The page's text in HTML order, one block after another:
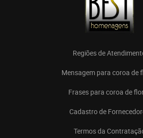
Regiões de
Mensagem para coroa de
Frases para coroa de
Cadastro de
Termos da